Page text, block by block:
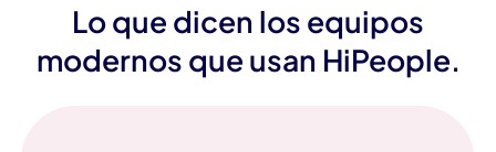
Lo que dicen los equipos
modernos que usan HiPeople.